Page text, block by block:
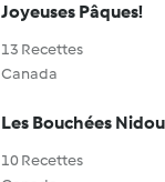
Joyeuses Pâques!
13 Recettes
Canada
Les Bouchées
10 Recettes